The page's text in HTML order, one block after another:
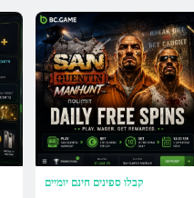
קבלו ספינים חינם יומיים